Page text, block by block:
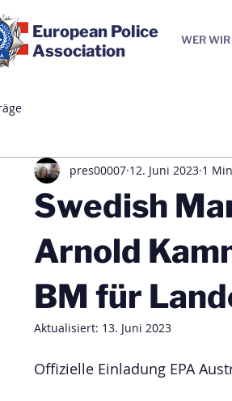
European Police
Association
WER
Swedish
Arnold
BM für
pres00007 12. Juni 2023 1
Aktualisiert: 13. Juni 2023
Offizielle Einladung EPA